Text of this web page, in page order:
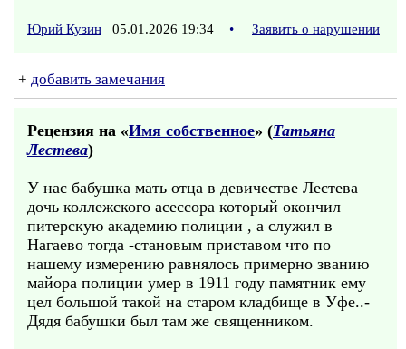
Юрий Кузин 05.01.2026 19:34 • Заявить о нарушении
+ добавить замечания
Рецензия на «Имя собственное» (Татьяна
Лестева)
У нас бабушка мать отца в девичестве Лестева
дочь коллежского асессора который окончил
питерскую академию полиции , а служил в
Нагаево тогда -становым приставом что по
нашему измерению равнялось примерно званию
майора полиции умер в 1911 году памятник ему
цел большой такой на старом кладбище в Уфе..-
Дядя бабушки был там же священником.